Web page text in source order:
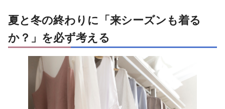
夏と冬の終わりに「来シーズンも着る
か？」を必ず考える